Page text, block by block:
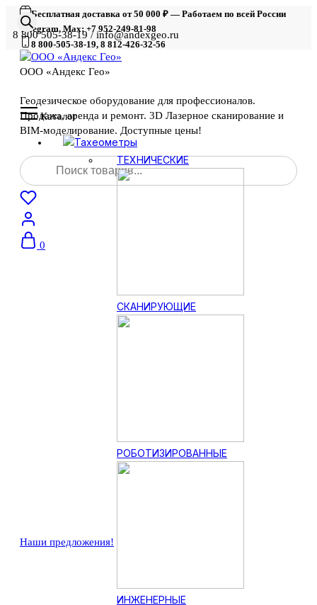
Бесплатная доставка от 50 000 ₽ — Работаем по всей России
Telegram, Max: +7 952-249-81-98
8 800-505-38-19, 8 812-426-32-56
8 800 505-38-19 / info@andexgeo.ru
ООО «Андекс Гео»
Геодезическое оборудование для профессионалов.
Продажа, аренда и ремонт. 3D Лазерное сканирование и
BIM-моделирование. Доступные цены!
Поиск
товаров
0
Наши предложения!
Каталог
Тахеометры
ТЕХНИЧЕСКИЕ
СКАНИРУЮЩИЕ
РОБОТИЗИРОВАННЫЕ
ИНЖЕНЕРНЫЕ